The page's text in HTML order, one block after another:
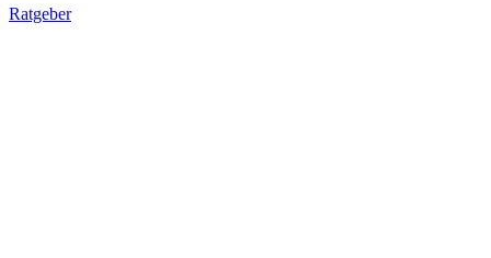
Ratgeber